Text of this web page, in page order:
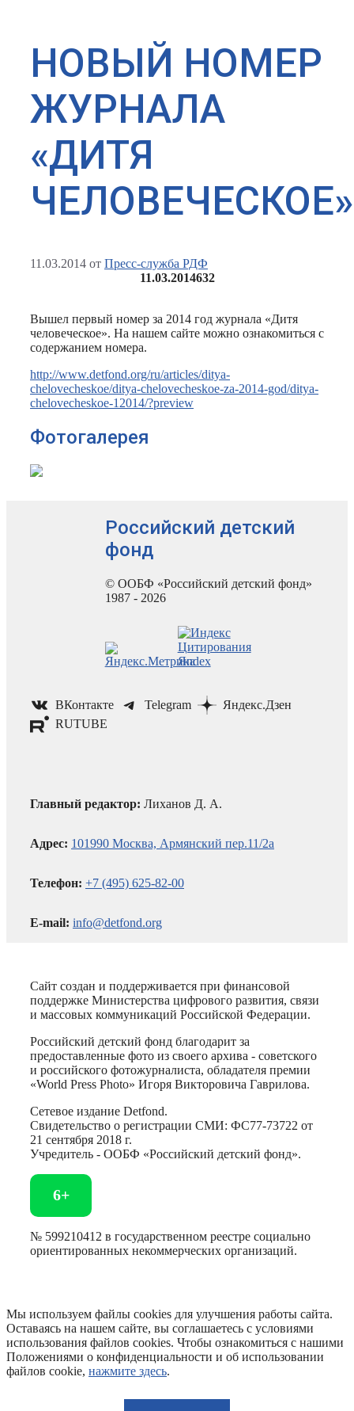
НОВЫЙ НОМЕР
ЖУРНАЛА
«ДИТЯ
ЧЕЛОВЕЧЕСКОЕ»
11.03.2014 от Пресс-служба РДФ
11.03.2014632
Вышел первый номер за 2014 год журнала «Дитя
человеческое». На нашем сайте можно ознакомиться с
содержанием номера.
http://www.detfond.org/ru/articles/ditya-
chelovecheskoe/ditya-chelovecheskoe-za-2014-god/ditya-
chelovecheskoe-12014/?preview
Фотогалерея
Российский детский
фонд
© ООБФ «Российский детский фонд»
1987 - 2026
ВКонтакте Telegram
Яндекс.Дзен
RUTUBE
Главный редактор: Лиханов Д. А.
Адрес: 101990 Москва, Армянский пер.11/2а
Телефон: +7 (495) 625-82-00
E-mail: info@detfond.org
Сайт создан и поддерживается при финансовой
поддержке Министерства цифрового развития, связи
и массовых коммуникаций Российской Федерации.
Российский детский фонд благодарит за
предоставленные фото из своего архива - советского
и российского фотожурналиста, обладателя премии
«World Press Photo» Игоря Викторовича Гаврилова.
Сетевое издание Detfond.
Свидетельство о регистрации СМИ: ФС77-73722 от
21 сентября 2018 г.
Учредитель - ООБФ «Российский детский фонд».
6+
№ 599210412 в государственном реестре социально
ориентированных некоммерческих организаций.
Мы используем файлы cookies для улучшения работы сайта.
Оставаясь на нашем сайте, вы соглашаетесь с условиями
использования файлов cookies. Чтобы ознакомиться с нашими
Положениями о конфиденциальности и об использовании
файлов cookie, нажмите здесь.